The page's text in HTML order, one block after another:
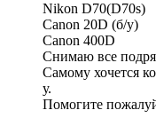
Nikon D70(D70s)
Canon 20D (б/у)
Canon 400D
Снимаю все
Самому хочется
у.
Помогите